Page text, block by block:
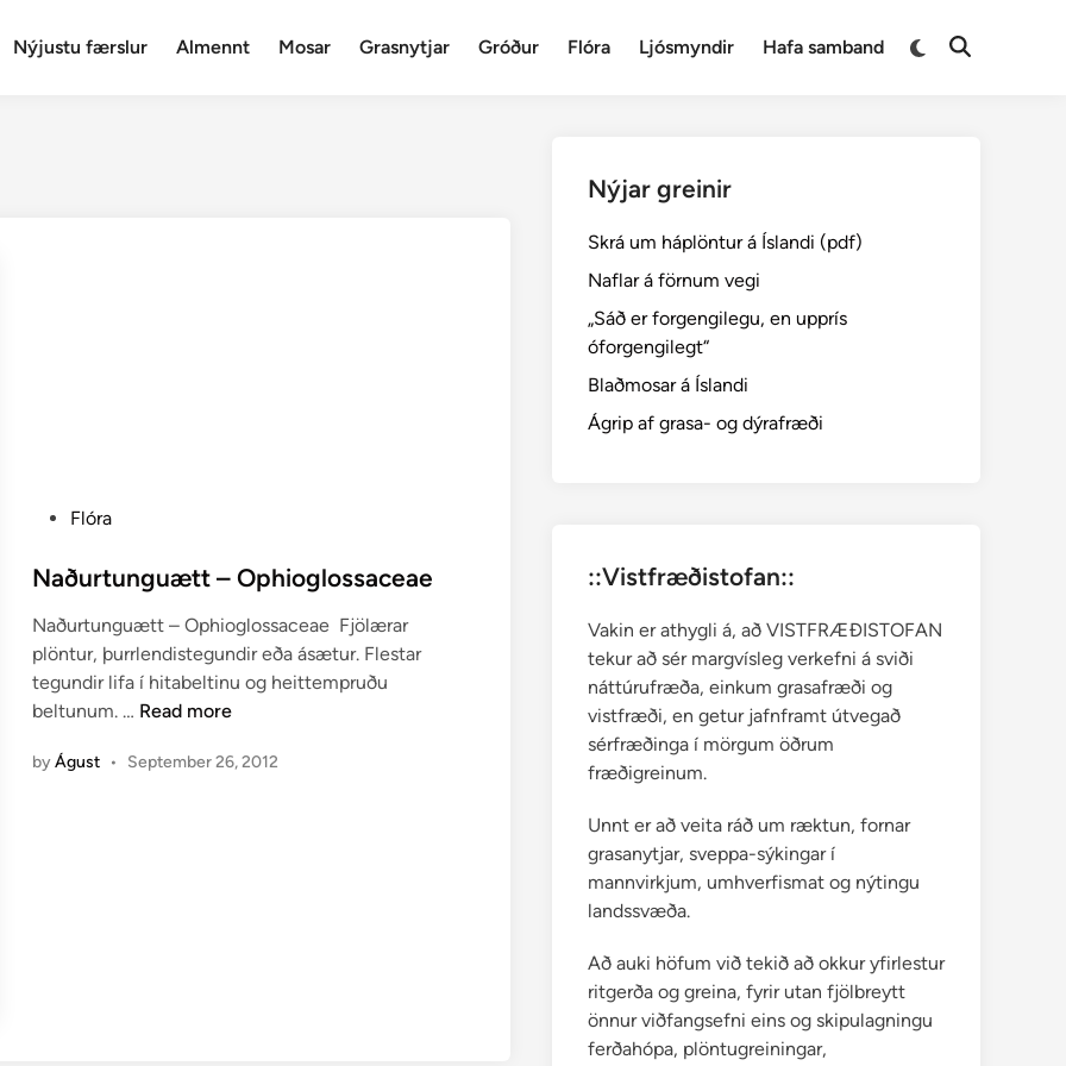
Nýjustu færslur Almennt Mosar Grasnytjar Gróður Flóra Ljósmyndir Hafa samband
Switch
Open
s
e
d
i
n
Flóra
Naðurtunguætt – Ophioglossaceae
Naðurtunguætt – Ophioglossaceae Fjölærar
plöntur, þurrlendistegundir eða ásætur. Flestar
tegundir lifa í hitabeltinu og heittempruðu
beltunum. … N
ð
Read more
byÁgust • September 26, 2012
Nýjar greinir
Skrá um háplöntur á Íslandi (pdf)
Naflar á förnum vegi
„Sáð er forgengilegu, en upprís
óforgengilegt“
Blaðmosar á Íslandi
Ágrip af grasa- og dýrafræði
::Vistfræðistofan::
Vakin er athygli á, að VISTFRÆÐISTOFAN
tekur að sér margvísleg verkefni á sviði
náttúrufræða, einkum grasafræði og
vistfræði, en getur jafnframt útvegað
sérfræðinga í mörgum öðrum
fræðigreinum.
Unnt er að veita ráð um ræktun, fornar
grasanytjar, sveppa-sýkingar í
mannvirkjum, umhverfismat og nýtingu
landssvæða.
Að auki höfum við tekið að okkur yfirlestur
ritgerða og greina, fyrir utan fjölbreytt
önnur viðfangsefni eins og skipulagningu
ferðahópa, plöntugreiningar,